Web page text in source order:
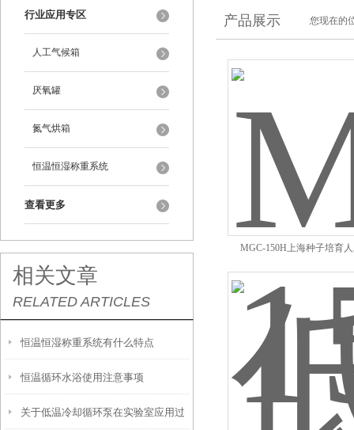
行业应用专区
人工气候箱
厌氧罐
氮气烘箱
恒温恒湿称重系统
查看更多
相关文章
RELATED ARTICLES
恒温恒湿称重系统有什么特点
恒温循环水浴使用注意事项
关于低温冷却循环泵在实验室应用过
产品展示 您现在的
MGC-150H上海种子培育